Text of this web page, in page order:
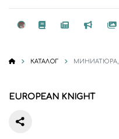
КАТАЛОГ МИНИАТЮРА,
EUROPEAN KNIGHT